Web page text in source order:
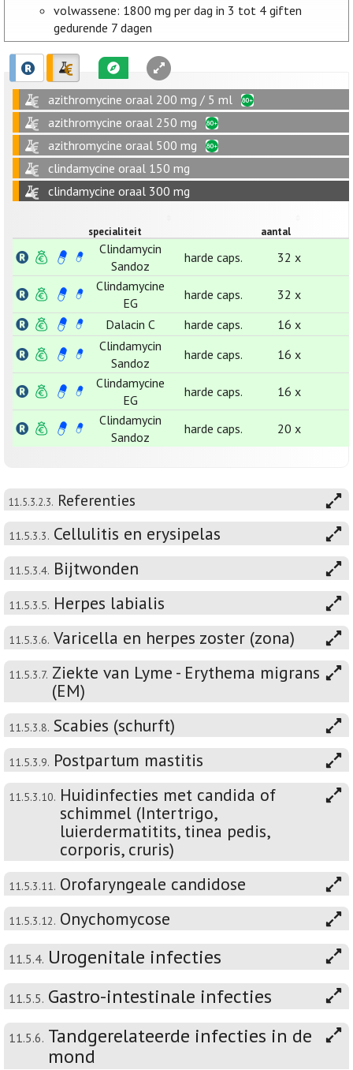
volwassene: 1800 mg per dag in 3 tot 4 giften
gedurende 7 dagen
azithromycine oraal 200 mg / 5 ml
azithromycine oraal 250 mg
azithromycine oraal 500 mg
clindamycine oraal 150 mg
clindamycine oraal 300 mg
specialiteit aantal
Clindamycin
Sandoz
harde caps.
32 x
Clindamycine
EG
harde caps.
32 x
Dalacin C
harde caps.
16 x
Clindamycin
Sandoz
harde caps.
16 x
Clindamycine
EG
harde caps.
16 x
Clindamycin
Sandoz
harde caps. 20 x
11.5.3.2.3. Referenties
11.5.3.3. Cellulitis en erysipelas
11.5.3.4. Bijtwonden
11.5.3.5. Herpes labialis
11.5.3.6. Varicella en herpes zoster (zona)
11.5.3.7. Ziekte van Lyme - Erythema migrans
(EM)
11.5.3.8. Scabies (schurft)
11.5.3.9. Postpartum mastitis
11.5.3.10. Huidinfecties met candida of
schimmel (Intertrigo,
luierdermatitits, tinea pedis,
corporis, cruris)
11.5.3.11. Orofaryngeale candidose
11.5.3.12. Onychomycose
11.5.4. Urogenitale infecties
11.5.5. Gastro-intestinale infecties
11.5.6. Tandgerelateerde infecties in de
mond